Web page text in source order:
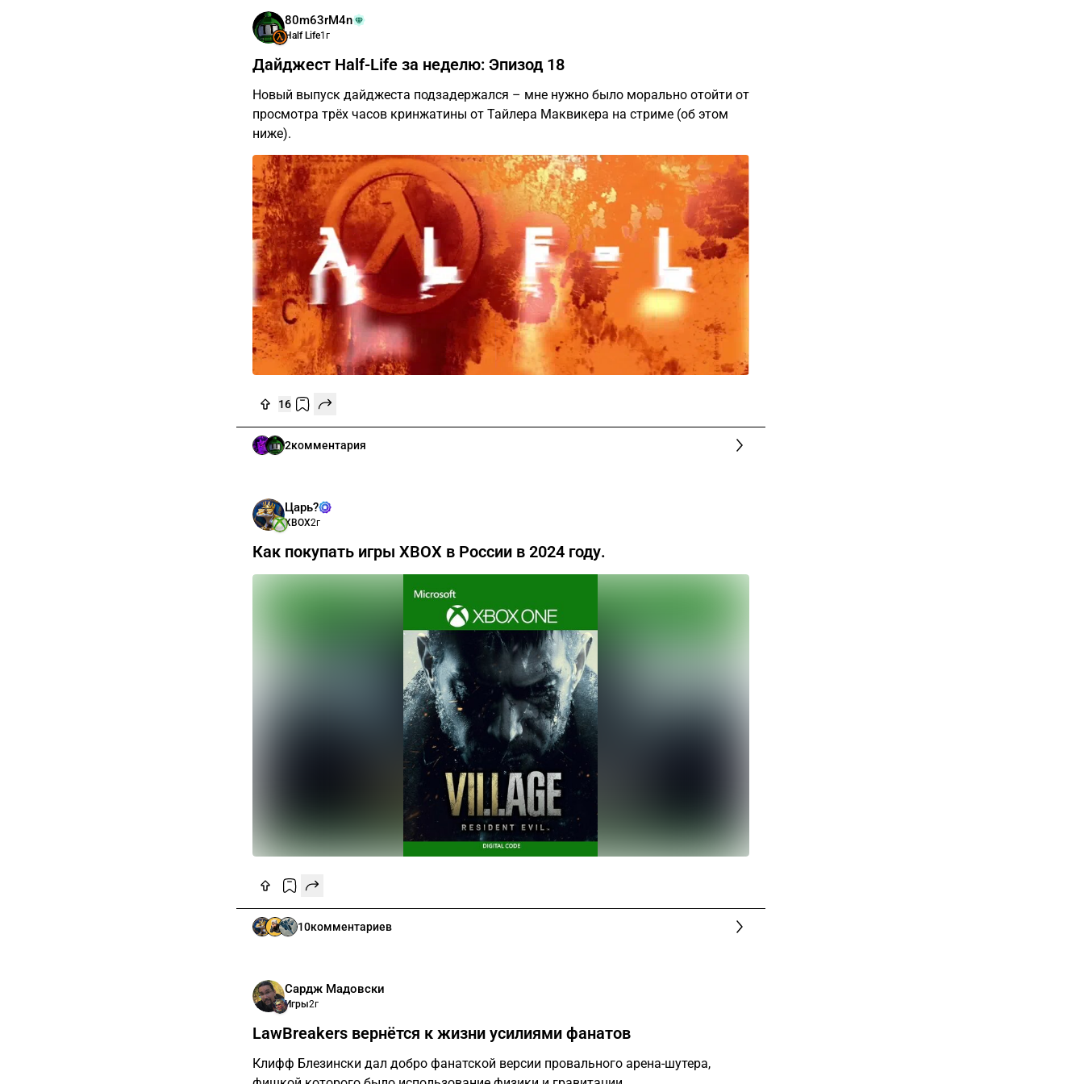
80m63rM4n
Half Life1г
Дайджест Half-Life за неделю: Эпизод 18
Новый выпуск дайджеста подзадержался – мне нужно было морально отойти от
просмотра трёх часов кринжатины от Тайлера Маквикера на стриме (об этом
ниже).
16
2комментария
Царь?
XBOX2г
Как покупать игры XBOX в России в 2024 году.
10комментариев
Сардж Мадовски
Игры2г
LawBreakers вернётся к жизни усилиями фанатов
Клифф Блезински дал добро фанатской версии провального арена-шутера,